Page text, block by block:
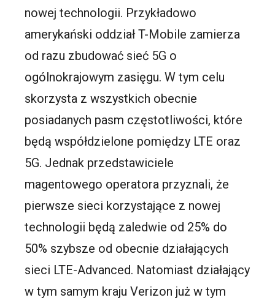
nowej technologii. Przykładowo
amerykański oddział T-Mobile zamierza
od razu zbudować sieć 5G o
ogólnokrajowym zasięgu. W tym celu
skorzysta z wszystkich obecnie
posiadanych pasm częstotliwości, które
będą współdzielone pomiędzy LTE oraz
5G. Jednak przedstawiciele
magentowego operatora przyznali, że
pierwsze sieci korzystające z nowej
technologii będą zaledwie od 25% do
50% szybsze od obecnie działających
sieci LTE-Advanced. Natomiast działający
w tym samym kraju Verizon już w tym